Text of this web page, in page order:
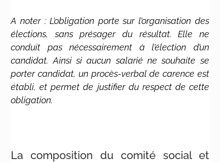
A noter : L’obligation porte sur l’organisation des
élections, sans présager du résultat. Elle ne
conduit pas nécessairement à l’élection d’un
candidat. Ainsi si aucun salarié ne souhaite se
porter candidat, un procès-verbal de carence est
établi, et permet de justifier du respect de cette
obligation.
La composition du comité social et